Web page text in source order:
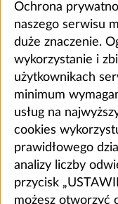
Ochrona
naszego serwisu
duże znaczenie.
wykorzystanie i
użytkownikach
minimum
usług na
cookies
prawidłowego
analizy liczby
przycisk
możesz otworzyć